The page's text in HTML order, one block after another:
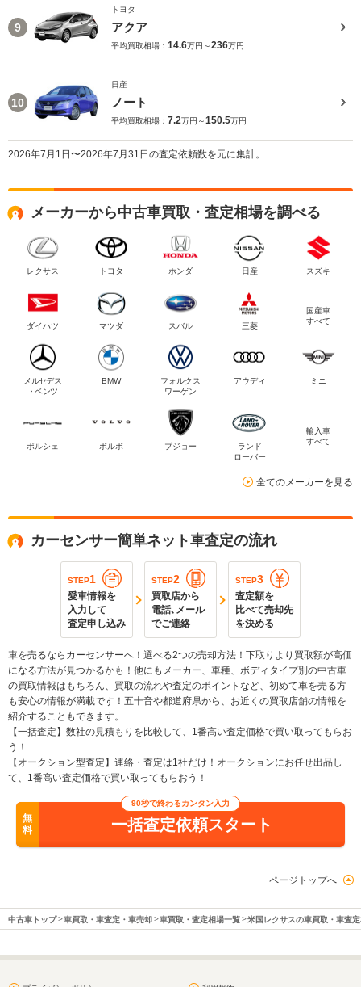
9
トヨタ
アクア
平均買取相場： 14.6万円～236万円
10
日産
ノート
平均買取相場： 7.2万円～150.5万円
2026年7月1日〜2026年7月31日の査定依頼数を元に集計。
メーカーから中古車買取・査定相場を調べる
レクサス トヨタ ホンダ 日産 スズキ
ダイハツ マツダ スバル 三菱
国産車
すべて
メルセデス
・ベンツ
BMW
フォルクス
ワーゲン
アウディ ミニ
ポルシェ ボルボ プジョー
ランド
ローバー
輸入車
すべて
全てのメーカーを見る
カーセンサー簡単ネット車査定の流れ
STEP1
愛車情報を
入力して
査定申し込み
STEP2
買取店から
電話､メール
でご連絡
STEP3
査定額を
比べて売却先
を決める
車を売るならカーセンサーへ！選べる2つの売却方法！下取りより買取額が高価
になる方法が見つかるかも！他にもメーカー、車種、ボディタイプ別の中古車
の買取情報はもちろん、買取の流れや査定のポイントなど、初めて車を売る方
も安心の情報が満載です！五十音や都道府県から、お近くの買取店舗の情報を
紹介することもできます。
【一括査定】数社の見積もりを比較して、1番高い査定価格で買い取ってもらお
う！
【オークション型査定】連絡・査定は1社だけ！オークションにお任せ出品し
て、1番高い査定価格で買い取ってもらおう！
無
料
90秒で終わるカンタン入力
一括査定依頼スタート
ページトップへ
中古車トップ 車買取・車査定・車売却 車買取・査定相場一覧 米国レクサスの車買取・車査